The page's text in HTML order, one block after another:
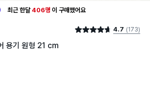
최근 한달406명 이 구매했어요
구매했어요별점 4.7점 4.7 (173)
용기 원형 21 cm